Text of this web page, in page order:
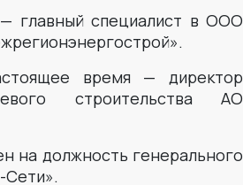
главный специалист в ООО
время — директор
строительства АО
на должность генерального